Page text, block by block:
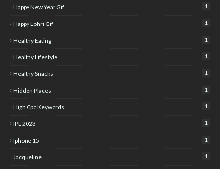
Happy New Year Gif 1
Happy Lohri Gif 1
Healthy Eating 1
Healthy Lifestyle 1
Healthy Snacks 1
Hidden Places 1
High Cpc Keywords 1
IPL 2023 1
Iphone 15 1
Jacqueline 1